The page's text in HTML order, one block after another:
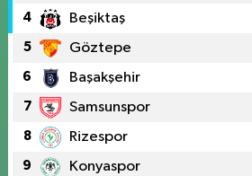
4 Beşiktaş
5 Göztepe
6 Başakşehir
7 Samsunspor
8 Rizespor
9 Konyaspor